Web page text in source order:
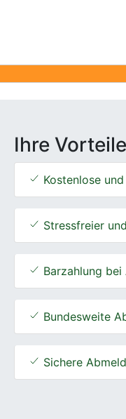
Ihre
Kostenlose
Stressfreier
Barzahlung
Bundesweite
Sichere